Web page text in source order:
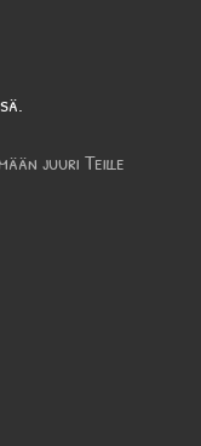
juuri Teille